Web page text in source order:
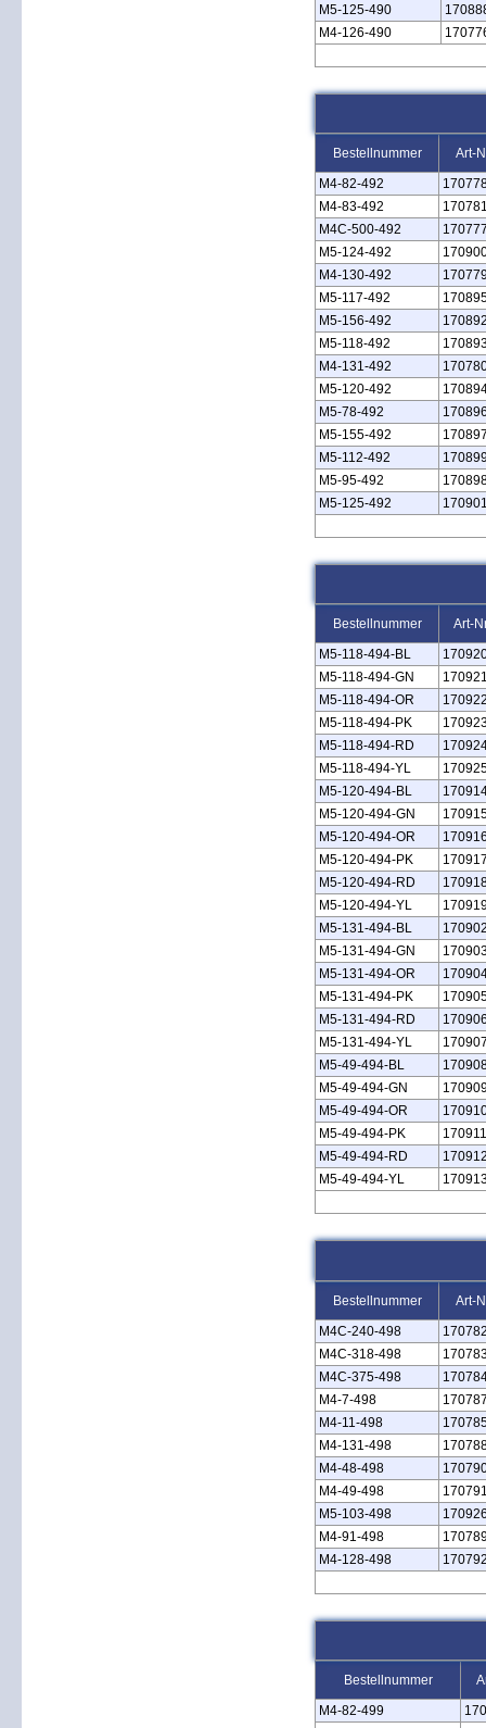
M5‑125‑490
M4‑126‑490
Bestellnummer
Art-
M4‑82‑492
M4‑83‑492
M4C‑500‑492
M5‑124‑492
M4‑130‑492
M5‑117‑492
M5‑156‑492
M5‑118‑492
M4‑131‑492
M5‑120‑492
M5‑78‑492
M5‑155‑492
M5‑112‑492
M5‑95‑492
M5‑125‑492
Bestellnummer
Art-
M5‑118‑494‑BL
M5‑118‑494‑GN
M5‑118‑494‑OR
M5‑118‑494‑PK
M5‑118‑494‑RD
M5‑118‑494‑YL
M5‑120‑494‑BL
M5‑120‑494‑GN
M5‑120‑494‑OR
M5‑120‑494‑PK
M5‑120‑494‑RD
M5‑120‑494‑YL
M5‑131‑494‑BL
M5‑131‑494‑GN
M5‑131‑494‑OR
M5‑131‑494‑PK
M5‑131‑494‑RD
M5‑131‑494‑YL
M5‑49‑494‑BL
M5‑49‑494‑GN
M5‑49‑494‑OR
M5‑49‑494‑PK
170911
M5‑49‑494‑RD
M5‑49‑494‑YL
Bestellnummer
Art-
M4C‑240‑498
M4C‑318‑498
M4C‑375‑498
M4‑7‑498
M4‑11‑498
M4‑131‑498
M4‑48‑498
M4‑49‑498
M5‑103‑498
M4‑91‑498
M4‑128‑498
Bestellnummer
M4‑82‑499